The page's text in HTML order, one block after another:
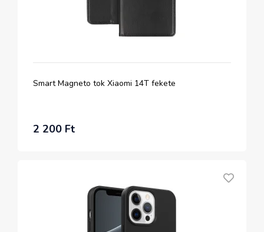
Smart Magneto tok Xiaomi 14T fekete
2 200 Ft